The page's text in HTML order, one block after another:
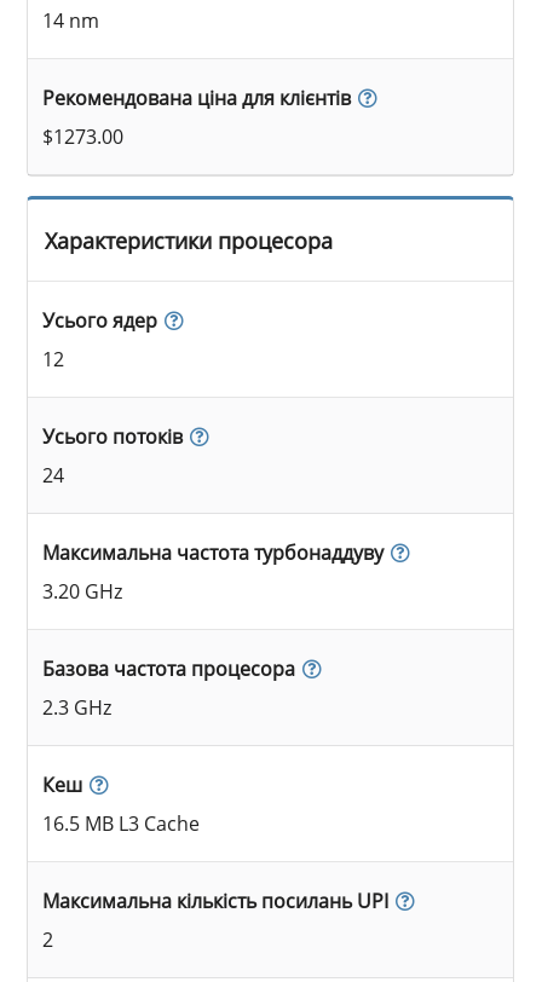
14 nm
Рекомендована ціна для клієнтів
$1273.00
Характеристики процесора
Усього ядер
12
Усього потоків
24
Максимальна частота турбонаддуву
3.20 GHz
Базова частота процесора
2.3 GHz
Кеш
16.5 MB L3 Cache
Максимальна кількість посилань UPI
2